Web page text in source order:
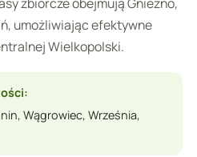
umożliwiając efektywne
Wielkopolski.
Wągrowiec, Września,